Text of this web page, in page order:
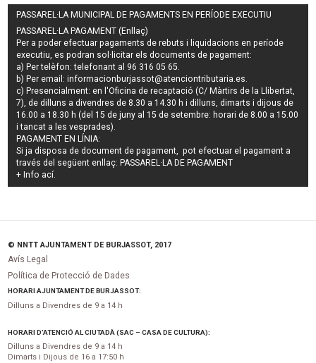
PASSAREL·LA MUNICIPAL DE PAGAMENTS EN PERÍODE EXECUTIU
PASSAREL·LA PAGAMENT (Enllaç)
Per a poder efectuar pagaments derebuts i liquidacions en període
executiu, es podran sol·licitar els documents de pagament:
a) Per telèfon: telefonant al 96 316 05 65.
b) Per email:informacionburjassot@atenciontributaria.es.
c) Presencialment: en l'Oficina de recaptació (C/ Màrtirs de la Llibertat,
7), de dilluns a divendres de 8.30 a 14.30 h i dilluns, dimarts i dijous de
16.00 a 18.30 h (del 15 de juny al 15 de setembre: horari de 8.00 a 15.00
i tancat a les vesprades).
PAGAMENT EN LÍNIA:
Si ja disposa de document de pagament, pot efectuar el pagament a
través del següent enllaç: PASSAREL·LA DE PAGAMENT
+ Info ací.
© NNTT AJUNTAMENT DE BURJASSOT, 2017
Avís Legal
Política de Protecció de Dades
HORARI AJUNTAMENT DE BURJASSOT:
Dilluns a Divendres de 9 a 14 h
HORARI D’ATENCIÓ AL CIUTADÀ (SAC – CASA DE CULTURA):
Dilluns a Divendres de 9 a 14 h
Dimarts i Dijous de 16 a 17:50 h